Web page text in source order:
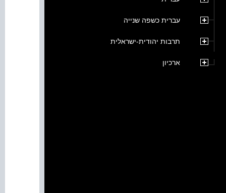
עברית כשפה שנייה
תרבות יהודית-ישראלית
ארכיון